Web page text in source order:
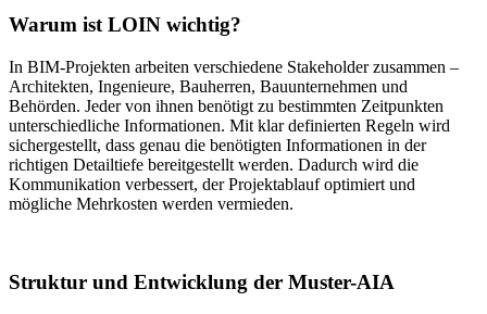
Warum ist LOIN wichtig?
In BIM-Projekten arbeiten verschiedene Stakeholder zusammen –
Architekten, Ingenieure, Bauherren, Bauunternehmen und
Behörden. Jeder von ihnen benötigt zu bestimmten Zeitpunkten
unterschiedliche Informationen. Mit klar definierten Regeln wird
sichergestellt, dass genau die benötigten Informationen in der
richtigen Detailtiefe bereitgestellt werden. Dadurch wird die
Kommunikation verbessert, der Projektablauf optimiert und
mögliche Mehrkosten werden vermieden.
Struktur und Entwicklung der Muster-AIA